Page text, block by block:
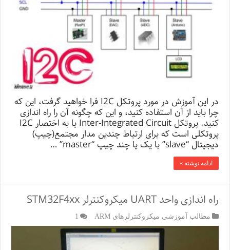
در این آموزش در مورد پروتکل I2C فرا خواهید گرفت، این که
چرا باید از آن استفاده کنید، و این که چگونه آن را راه اندازی
کنید. پروتکل Inter-Integrated Circuit یا به اختصار I2C
پروتکلی است که برای ارتباط چندین مدار مجتمع(چیپ)
دیجیتال “slave” با یک یا چند چیپ “master” …
ادامه نوشته »
راه اندازی واحد UART میکروکنترلر STM32F4xx
مطالب آموزشی میکروکنترلرهای ARM 1